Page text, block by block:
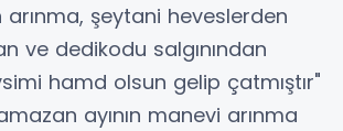
şeytani heveslerden
ve dedikodu salgınından
hamd olsun gelip çatmıştır"
ayının manevi arınma